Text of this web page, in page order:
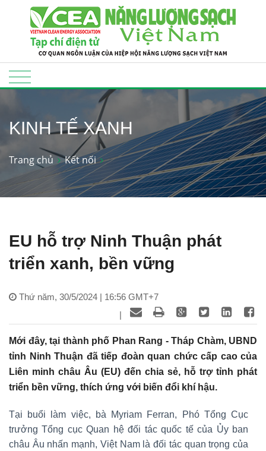
KINH TẾ XANH
Trang chủ Kết nối
EU hỗ trợ Ninh Thuận phát
triển xanh, bền vững
Thứ năm, 30/5/2024 | 16:56 GMT+7
|
Mới đây, tại thành phố Phan Rang - Tháp Chàm, UBND
tỉnh Ninh Thuận đã tiếp đoàn quan chức cấp cao của
Liên minh châu Âu (EU) đến chia sẻ, hỗ trợ tỉnh phát
triển bền vững, thích ứng với biến đổi khí hậu.
Tại buổi làm việc, bà Myriam Ferran, Phó Tổng Cục
trưởng Tổng cục Quan hệ đối tác quốc tế của Ủy ban
châu Âu nhấn mạnh, Việt Nam là đối tác quan trọng của